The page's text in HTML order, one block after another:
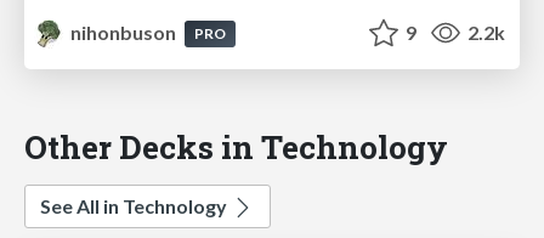
nihonbuson
PRO 9 2.2k
Other Decks in Technology
See All in Technology